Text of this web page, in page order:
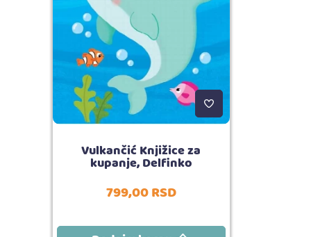
Vulkančić Knjižice za
kupanje, Delfinko
799,00RSD